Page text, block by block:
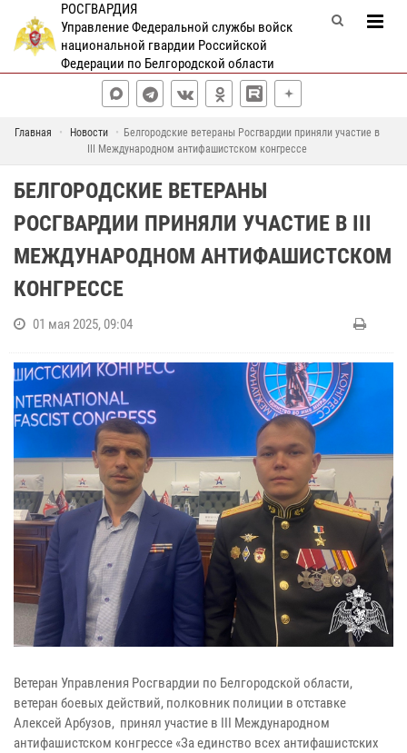
РОСГВАРДИЯ
Управление Федеральной службы войск
национальной гвардии Российской
Федерации по Белгородской области
Главная Новости
Белгородские ветераны Росгвардии приняли участие в
III Международном антифашистском конгрессе
БЕЛГОРОДСКИЕ ВЕТЕРАНЫ
РОСГВАРДИИ ПРИНЯЛИ УЧАСТИЕ В III
МЕЖДУНАРОДНОМ АНТИФАШИСТСКОМ
КОНГРЕССЕ
01 мая 2025, 09:04
Ветеран Управления Росгвардии по Белгородской области,
ветеран боевых действий, полковник полиции в отставке
Алексей Арбузов, принял участие в III Международном
антифашистском конгрессе «За единство всех антифашистских